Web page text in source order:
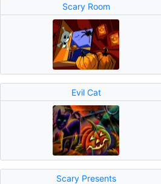
Scary Room
Evil Cat
Scary Presents